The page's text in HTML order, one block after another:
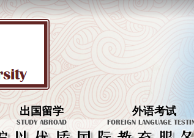
出国留学
STUDY ABROAD
外语考试
FOREIGN LANGUAGE